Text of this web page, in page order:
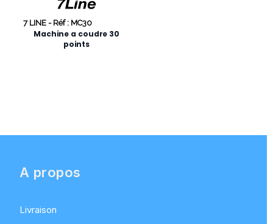
7 LINE - Réf : MC30
Machine a coudre 30
points
A propos
Livraison